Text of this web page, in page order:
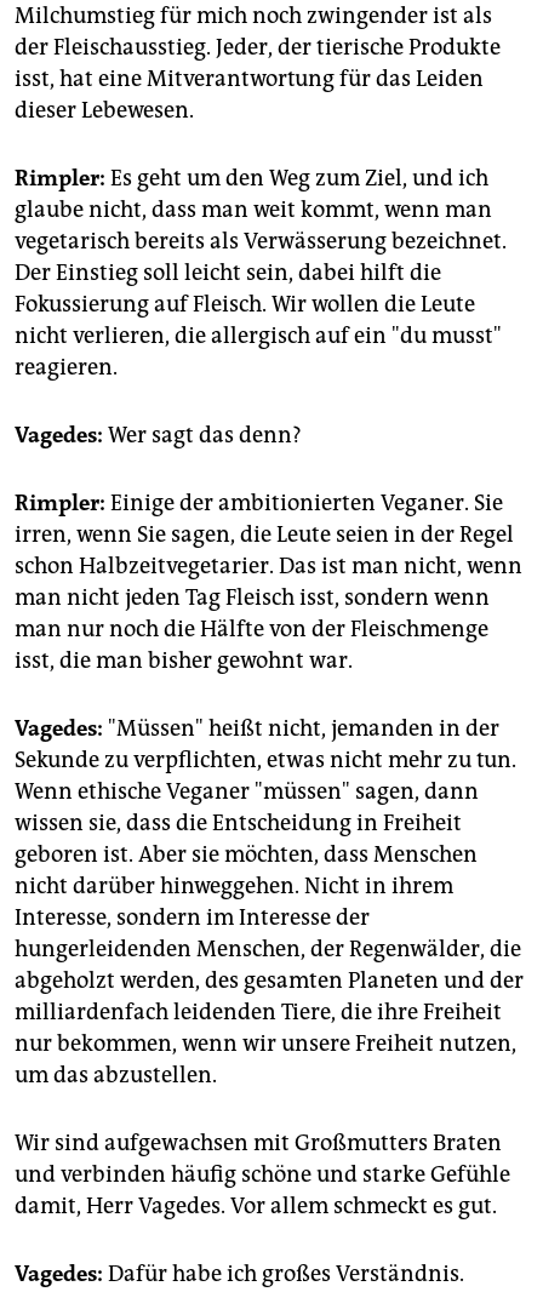
Milchumstieg für mich noch zwingender ist als
der Fleischausstieg. Jeder, der tierische Produkte
isst, hat eine Mitverantwortung für das Leiden
dieser Lebewesen.
Rimpler: Es geht um den Weg zum Ziel, und ich
glaube nicht, dass man weit kommt, wenn man
vegetarisch bereits als Verwässerung bezeichnet.
Der Einstieg soll leicht sein, dabei hilft die
Fokussierung auf Fleisch. Wir wollen die Leute
nicht verlieren, die allergisch auf ein "du musst"
reagieren.
Vagedes: Wer sagt das denn?
Rimpler: Einige der ambitionierten Veganer. Sie
irren, wenn Sie sagen, die Leute seien in der Regel
schon Halbzeitvegetarier. Das ist man nicht, wenn
man nicht jeden Tag Fleisch isst, sondern wenn
man nur noch die Hälfte von der Fleischmenge
isst, die man bisher gewohnt war.
Vagedes: "Müssen" heißt nicht, jemanden in der
Sekunde zu verpflichten, etwas nicht mehr zu tun.
Wenn ethische Veganer "müssen" sagen, dann
wissen sie, dass die Entscheidung in Freiheit
geboren ist. Aber sie möchten, dass Menschen
nicht darüber hinweggehen. Nicht in ihrem
Interesse, sondern im Interesse der
hungerleidenden Menschen, der Regenwälder, die
abgeholzt werden, des gesamten Planeten und der
milliardenfach leidenden Tiere, die ihre Freiheit
nur bekommen, wenn wir unsere Freiheit nutzen,
um das abzustellen.
Wir sind aufgewachsen mit Großmutters Braten
und verbinden häufig schöne und starke Gefühle
damit, Herr Vagedes. Vor allem schmeckt es gut.
Vagedes: Dafür habe ich großes Verständnis.